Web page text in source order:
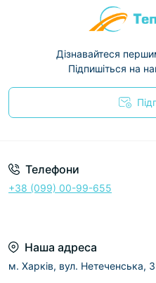
Дізнавайтеся
Підпишіться на
Телефони
+38 (099) 00-99-655
Наша адреса
м. Харків, вул. Нетеченська,